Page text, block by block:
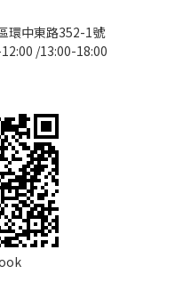
環中東路352-1號
/13:00-18:00